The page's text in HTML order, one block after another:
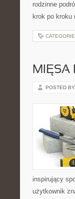
rodzinne
krok po
MIĘSA
POSTED
inspirujący
użytkownik